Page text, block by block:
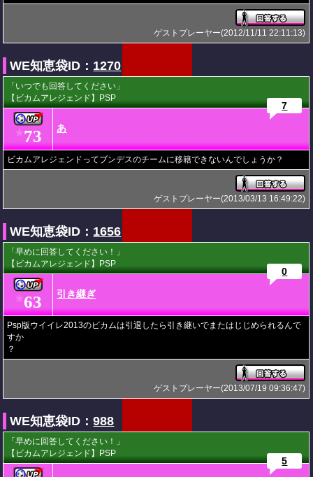
ゲストプレーヤー(2012/11/11 22:11:13)
WE知恵袋ID： 1270
「いつでも回答してください」
【ビカムアレジェンド】PSP
★73 あ
7
ビカムアレジェンドってブンデスのチームに移籍できないんでしょうか？
ゲストプレーヤー(2013/03/13 16:49:22)
WE知恵袋ID： 1656
「早めに回答してください！」
【ビカムアレジェンド】PSP
★63 引き継ぎ
0
Psp版ウイイレ2013のビカムは引退したら引き継いでまたはじじめられるんで
すか
？
ゲストプレーヤー(2013/07/19 09:36:47)
WE知恵袋ID：988
「早めに回答してください！」
【ビカムアレジェンド】PSP
5